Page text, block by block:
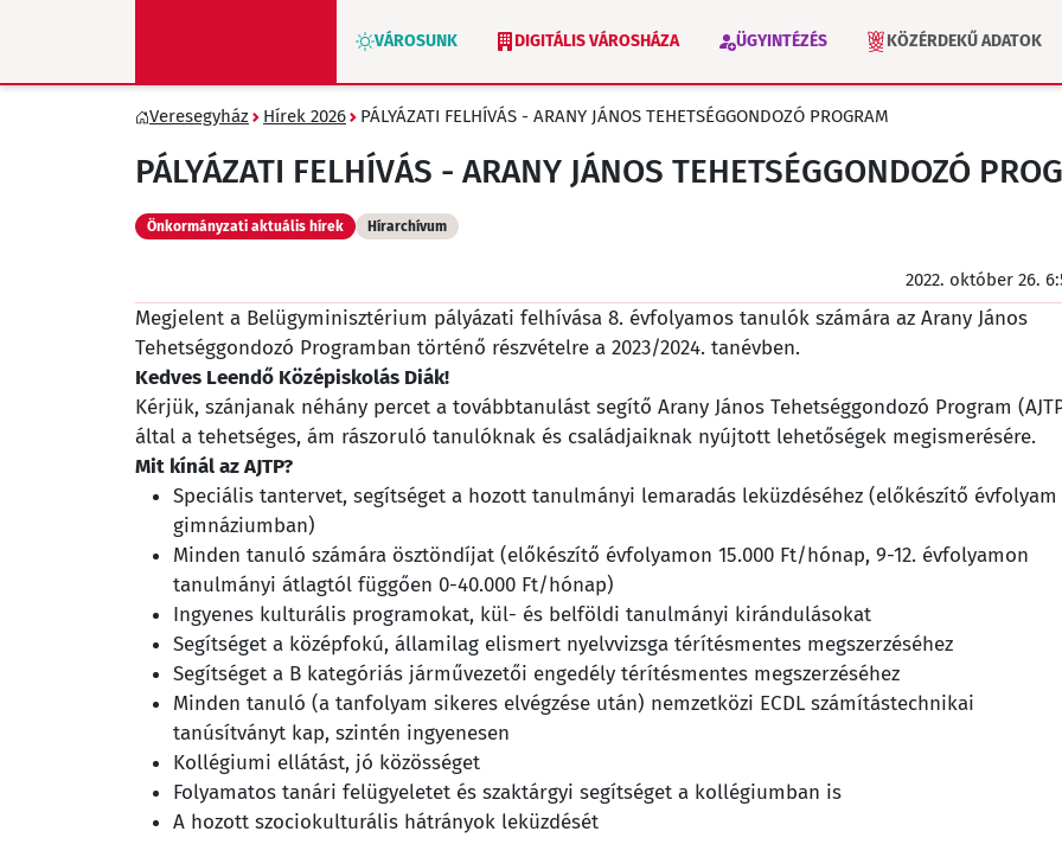
VÁROSUNK DIGITÁLIS VÁROSHÁZA ÜGYINTÉZÉS KÖZÉRDEKŰ ADATOK
ZÖLD VERESEGYHÁZ VÁLASZTÁS 2026 INTÉZMÉNYEK
Veresegyház Hírek 2026 PÁLYÁZATI FELHÍVÁS - ARANY JÁNOS TEHETSÉGGONDOZÓ PROGRAM
PÁLYÁZATI FELHÍVÁS - ARANY JÁNOS TEHETSÉGGONDOZÓ
Önkormányzati aktuális hírek Hírarchívum
2022. október 26.
Megjelent a Belügyminisztérium pályázati felhívása 8. évfolyamos tanulók számára az Arany János
Tehetséggondozó Programban történő részvételre a 2023/2024. tanévben.
Kedves Leendő Középiskolás Diák!
Kérjük, szánjanak néhány percet a továbbtanulást segítő Arany János Tehetséggondozó Program
által a tehetséges, ám rászoruló tanulóknak és családjaiknak nyújtott lehetőségek megismerésére.
Mit kínál az AJTP?
Speciális tantervet, segítséget a hozott tanulmányi lemaradás leküzdéséhez (előkészítő évfolyam
gimnáziumban)
Minden tanuló számára ösztöndíjat (előkészítő évfolyamon 15.000 Ft/hónap, 9-12. évfolyamon
tanulmányi átlagtól függően 0-40.000 Ft/hónap)
Ingyenes kulturális programokat, kül- és belföldi tanulmányi kirándulásokat
Segítséget a középfokú, államilag elismert nyelvvizsga térítésmentes megszerzéséhez
Segítséget a B kategóriás járművezetői engedély térítésmentes megszerzéséhez
Minden tanuló (a tanfolyam sikeres elvégzése után) nemzetközi ECDL számítástechnikai
tanúsítványt kap, szintén ingyenesen
Kollégiumi ellátást, jó közösséget
Folyamatos tanári felügyeletet és szaktárgyi segítséget a kollégiumban is
A hozott szociokulturális hátrányok leküzdését